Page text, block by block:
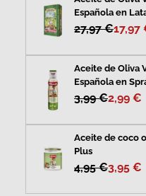
Española en
27,97 €17,97
Aceite de Oliva
Española en
3,99 €2,99 €
Aceite de coco
Plus
4,95 €3,95 €